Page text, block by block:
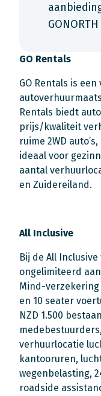
GONORTH
GO Rentals
GO Rentals is
Rentals biedt
prijs/kwaliteit
ruime 2WD
ideaal voor
aantal
en Zuidereiland.
All Inclusive
Bij de All
ongelimiteerd
Mind-verzekering
en 10 seater
NZD 1.500
verhuurlocatie
kantooruren,
wegenbelasting,
roadside